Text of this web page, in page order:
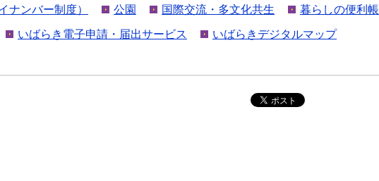
ナンバー制度） 公園 国際交流・多文化共生 暮らしの便利帳
いばらき電子申請・届出サービス いばらきデジタルマップ